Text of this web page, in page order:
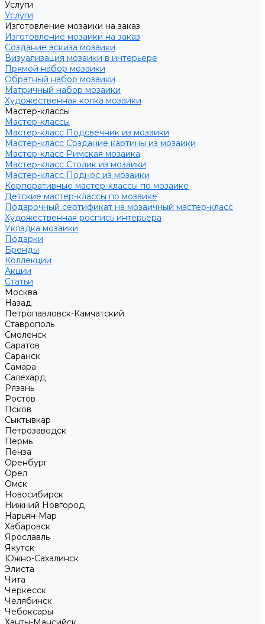
Услуги
Услуги
Изготовление мозаики на заказ
Изготовление мозаики на заказ
Создание эскиза мозаики
Визуализация мозаики в интерьере
Прямой набор мозаики
Обратный набор мозаики
Матричный набор мозаики
Художественная колка мозаики
Мастер-классы
Мастер-классы
Мастер-класс Подсвечник из мозаики
Мастер-класс Создание картины из мозаики
Мастер-класс Римская мозаика
Мастер-класс Столик из мозаики
Мастер-класс Поднос из мозаики
Корпоративные мастер-классы по мозаике
Детские мастер-классы по мозаике
Подарочный сертификат на мозаичный мастер-класс
Художественная роспись интерьера
Укладка мозаики
Подарки
Бренды
Коллекции
Акции
Статьи
Москва
Назад
Петропавловск-Камчатский
Ставрополь
Смоленск
Саратов
Саранск
Самара
Салехард
Рязань
Ростов
Псков
Сыктывкар
Петрозаводск
Пермь
Пенза
Оренбург
Орел
Омск
Новосибирск
Нижний Новгород
Нарьян-Мар
Хабаровск
Ярославль
Якутск
Южно-Сахалинск
Элиста
Чита
Черкесск
Челябинск
Чебоксары